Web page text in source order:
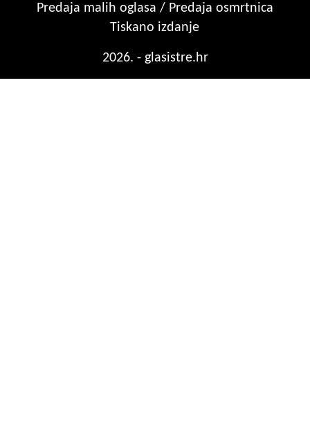
Predaja malih oglasa / Predaja osmrtnica
Tiskano izdanje
2026. - glasistre.hr